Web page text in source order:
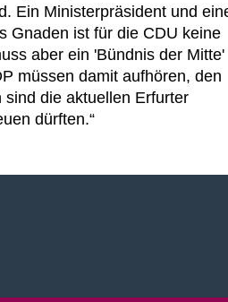
Ein Ministerpräsident und
Gnaden ist für die CDU keine
aber ein 'Bündnis der Mitte'
müssen damit aufhören, den
die aktuellen Erfurter
dürften.“